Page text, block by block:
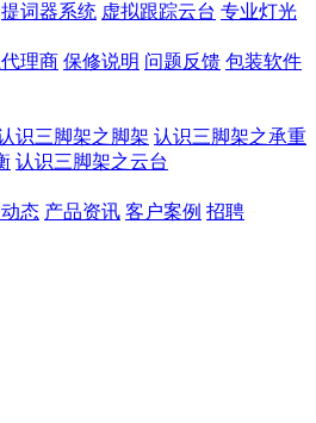
提词器系统 虚拟跟踪云台 专业灯光
理商 保修说明 问题反馈 包装软件
识三脚架之脚架 认识三脚架之承重
认识三脚架之云台
态 产品资讯 客户案例 招聘